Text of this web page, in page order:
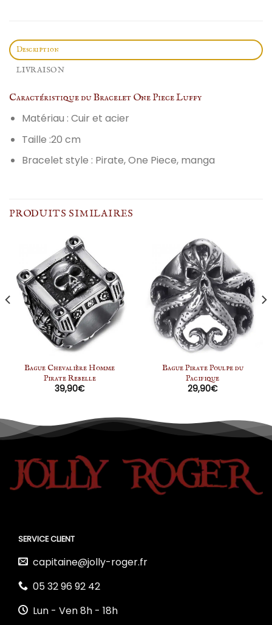
Description
LIVRAISON
Caractéristique du Bracelet One Piece Luffy
Matériau : Cuir et acier
Taille :20 cm
Bracelet style : Pirate, One Piece, manga
PRODUITS SIMILAIRES
Bague Chevalière Homme
Pirate Rebelle
39,90€
Bague Pirate Poulpe du
Pacifique
29,90€
SERVICE CLIENT
capitaine@jolly-roger.fr
05 32 96 92 42
Lun - Ven 8h - 18h